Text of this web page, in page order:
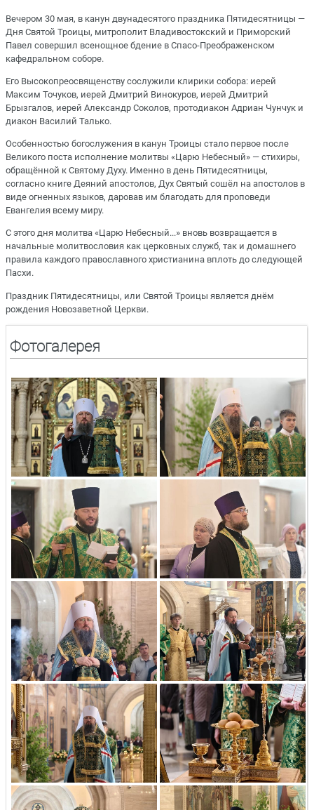
Вечером 30 мая, в канун двунадесятого праздника Пятидесятницы —
Дня Святой Троицы, митрополит Владивостокский и Приморский
Павел совершил всенощное бдение в Спасо-Преображенском
кафедральном соборе.
Его Высокопреосвященству сослужили клирики собора: иерей
Максим Точуков, иерей Дмитрий Винокуров, иерей Дмитрий
Брызгалов, иерей Александр Соколов, протодиакон Адриан Чунчук и
диакон Василий Талько.
Особенностью богослужения в канун Троицы стало первое после
Великого поста исполнение молитвы «Царю Небесный» — стихиры,
обращённой к Святому Духу. Именно в день Пятидесятницы,
согласно книге Деяний апостолов, Дух Святый сошёл на апостолов в
виде огненных языков, даровав им благодать для проповеди
Евангелия всему миру.
С этого дня молитва «Царю Небесный...» вновь возвращается в
начальные молитвословия как церковных служб, так и домашнего
правила каждого православного христианина вплоть до следующей
Пасхи.
Праздник Пятидесятницы, или Святой Троицы является днём
рождения Новозаветной Церкви.
Фотогалерея